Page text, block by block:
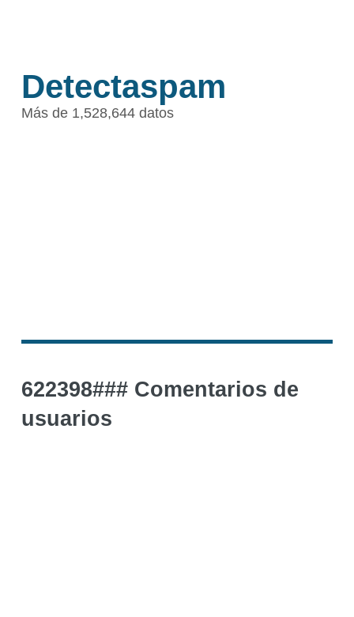
Detectaspam
Más de 1,528,644 datos
622398### Comentarios de
usuarios